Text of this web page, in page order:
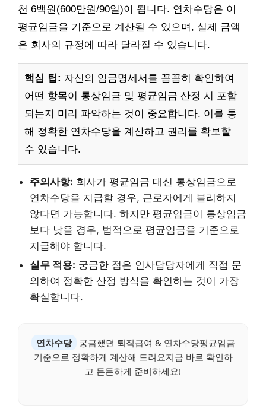
천 6백원(600만원/90일)이 됩니다. 연차수당은 이
평균임금을 기준으로 계산될 수 있으며, 실제 금액
은 회사의 규정에 따라 달라질 수 있습니다.
핵심 팁: 자신의 임금명세서를 꼼꼼히 확인하여
어떤 항목이 통상임금 및 평균임금 산정 시 포함
되는지 미리 파악하는 것이 중요합니다. 이를 통
해 정확한 연차수당을 계산하고 권리를 확보할
수 있습니다.
주의사항: 회사가 평균임금 대신 통상임금으로
연차수당을 지급할 경우, 근로자에게 불리하지
않다면 가능합니다. 하지만 평균임금이 통상임금
보다 낮을 경우, 법적으로 평균임금을 기준으로
지급해야 합니다.
실무 적용: 궁금한 점은 인사담당자에게 직접 문
의하여 정확한 산정 방식을 확인하는 것이 가장
확실합니다.
연차수당
궁금했던 퇴직급여 & 연차수당평균임금
기준으로 정확하게 계산해 드려요지금 바로 확인하
고 든든하게 준비하세요!